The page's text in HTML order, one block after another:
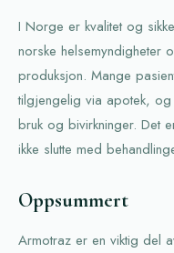
I Norge er kvalitet og
norske helsemyndigheter
produksjon. Mange
tilgjengelig via apotek,
bruk og bivirkninger. Det
ikke slutte med
Oppsummert
Armotraz er en viktig del